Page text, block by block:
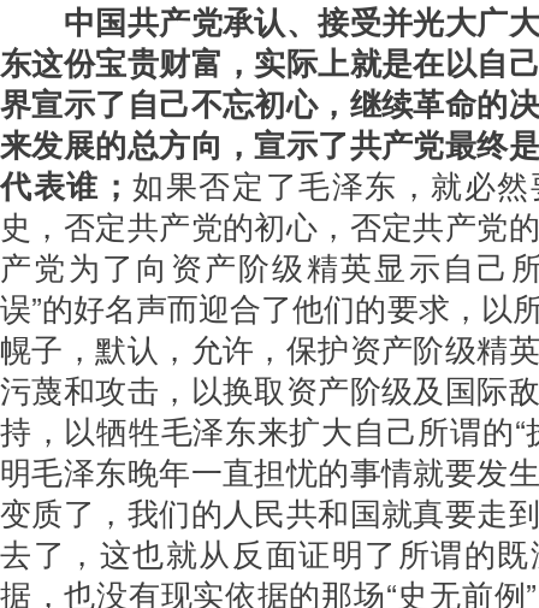
中国共产党承认、接受并光大广
东这份宝贵财富，实际上就是在以自
界宣示了自己不忘初心，继续革命的
来发展的总方向，宣示了共产党最终
代表谁； 如果否定了毛泽东，就必
史，否定共产党的初心，否定共产党
产党为了向资产阶级精英显示自己
误”的好名声而迎合了他们的要求，以
幌子，默认，允许，保护资产阶级精
污蔑和攻击，以换取资产阶级及国际
持，以牺牲毛泽东来扩大自己所谓的“
明毛泽东晚年一直担忧的事情就要发
变质了，我们的人民共和国就真要走
去了，这也就从反面证明了所谓的
据，也没有现实依据的那场“史无前例